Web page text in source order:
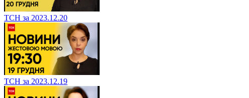
ТСН за 2023.12.20
ТСН за 2023.12.19